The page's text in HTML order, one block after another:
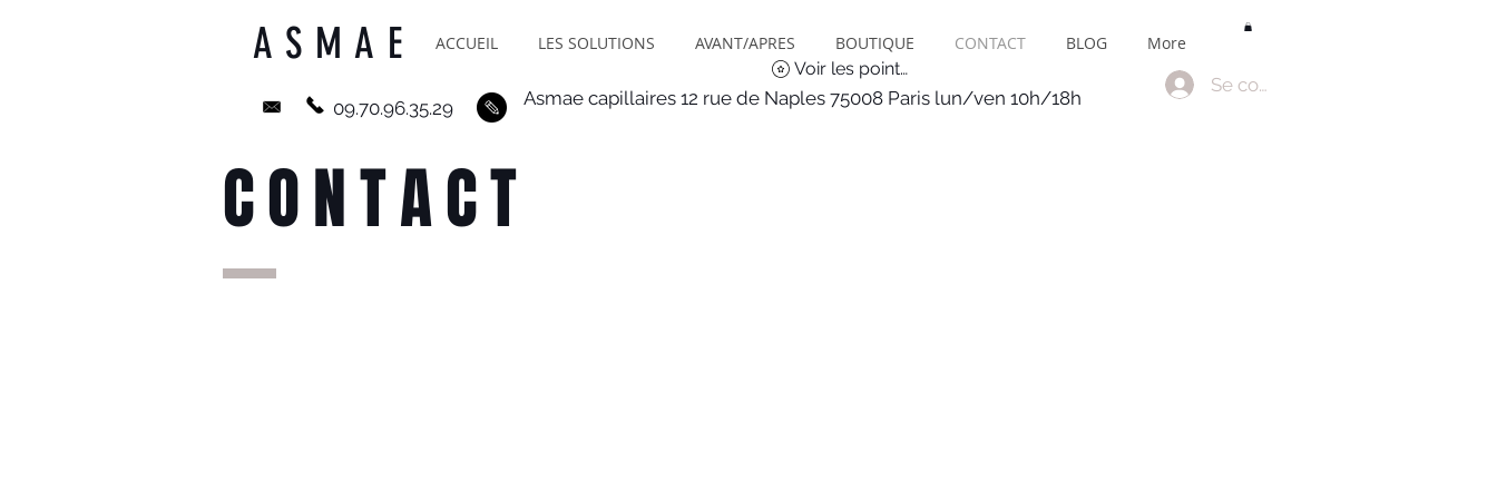
ASMAE ACCUEIL LES SOLUTIONS AVANT/APRES BOUTIQUE CONTACT BLOG More
09.70.96.35.29 Asmae capillaires 12 rue de Naples 75008 Paris lun/ven 10h/18h
Voir les points
Se connecter
CONTACT